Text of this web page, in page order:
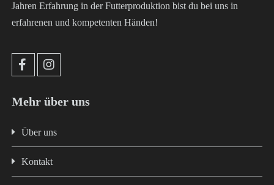
Jahren Erfahrung in der Futterproduktion bist du bei uns in
erfahrenen und kompetenten Händen!
Mehr über uns
Über uns
Kontakt